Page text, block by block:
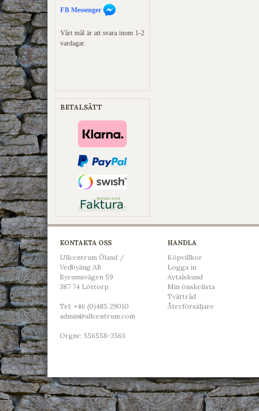
FB Messenger
Vårt mål är att svara inom 1-2
vardagar.
BETALSÄTT
KONTAKTA OSS
Ullcentrum Öland /
Vedbyäng AB
Byrumsvägen 59
387 74 Löttorp
Tel: +46 (0)485 29010
admin@ullcentrum.com
Orgnr: 556558-3563
HANDLA
Köpvillkor
Logga in
Avtalskund
Min önskelista
Tvättråd
Återförsäljare